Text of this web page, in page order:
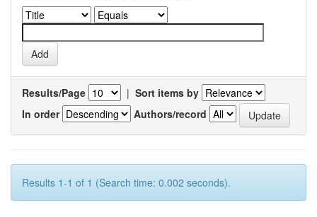
Results/Page | Sort items by
In order
Authors/record
Results 1-1 of 1 (Search time: 0.002 seconds).